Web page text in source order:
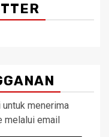
menerima
melalui email